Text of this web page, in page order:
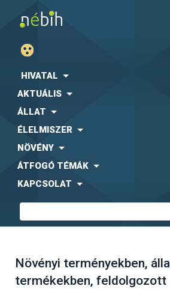
HIVATAL
AKTUÁLIS
ÁLLAT
ÉLELMISZER
NÖVÉNY
ÁTFOGÓ TÉMÁK
KAPCSOLAT
Növényi terményekben,
termékekben, feldolgozott